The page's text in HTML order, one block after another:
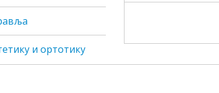
и oртoтику